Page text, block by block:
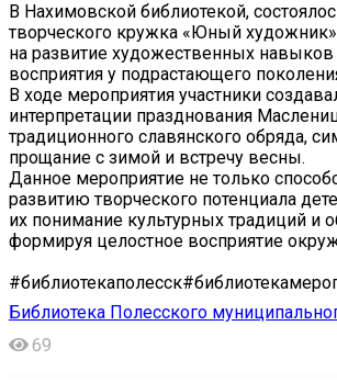
В Нахимовской библиотекой,
творческого кружка «Юный
на развитие художественных навыков
восприятия у подрастающего
В ходе мероприятия участники
интерпретации празднования
традиционного славянского обряда,
прощание с зимой и встречу весны.
Данное мероприятие не только
развитию творческого потенциала
их понимание культурных традиций и
формируя целостное восприятие
Библиотека Полесского
69